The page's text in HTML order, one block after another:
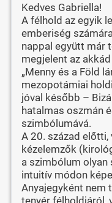
Kedves Gabriella!
A félhold az egyik
emberiség
nappal együtt már
megjelent az
„Menny és a Föld
mezopotámiai
jóval később –
hatalmas oszmán
szimbólumává.
A 20. század
kézelemzők
a szimbólum olyan
intuitív módon
Anyajegyként nem
tenyér félholdjáról,